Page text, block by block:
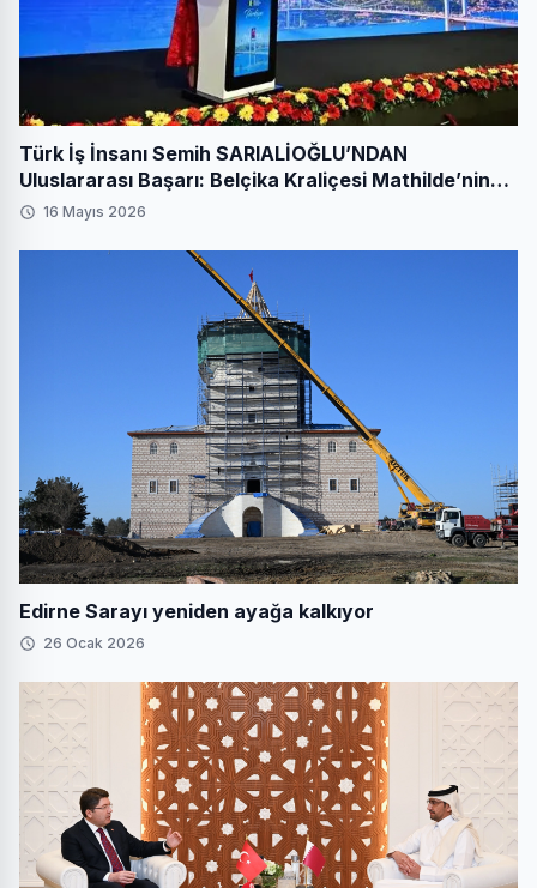
Türk İş İnsanı Semih SARIALİOĞLU’NDAN
Uluslararası Başarı: Belçika Kraliçesi Mathilde’nin
Katıldığı Zirvede Stratejik İmza
16 Mayıs 2026
Edirne Sarayı yeniden ayağa kalkıyor
26 Ocak 2026